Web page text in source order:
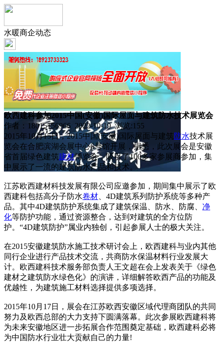
水暖商企动态
欧西建科参加2015中国(安徽)国际屋面与建筑防水技术展览会
作者：18015156966 2022-10-19 浏览:155
2015年10月15日，2015中国(安徽)国际屋面与建筑防水技术展
览会在合肥滨湖会展中心6号馆开展，据悉，此次展会是安徽
省首届绿色建筑建材博览会，吸引了100多家参展商参加，集
中展示了一流的建筑防水产品和技术。
江苏欧西建材科技发展有限公司应邀参加，期间集中展示了欧
西建科包括高分子防水卷材 、4D建筑系列防护系统等多种产
品。其中4D建筑防护系统集成了建筑保温、防水、防腐、 净
化等防护功能，通过资源整合，达到对建筑的全方位防
护。“4D建筑防护”属业内独创，引起参展人士的极大关注。
在2015安徽建筑防水施工技术研讨会上，欧西建科与业内其他
同行企业进行产品技术交流，共商防水保温材料行业发展大
计。欧西建科技术服务部负责人王文超在会上发表关于《绿色
建材之建筑防水绿色化》的演讲，详细解答欧西产品的功能及
优越性，为建筑施工材料选择提供多项选择。
2015年10月17日，展会在江苏欧西安徽区域代理商团队的共同
努力及欧西总部的大力支持下圆满落幕。此次参展欧西建科将
为未来安徽地区进一步拓展合作范围奠定基础，欧西建科必将
为中国防水行业壮大贡献自己的力量!